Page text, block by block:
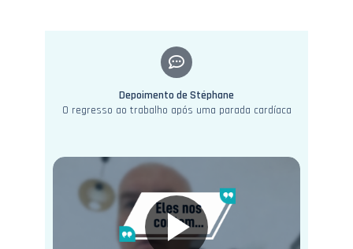
Depoimento de Stéphane
O regresso ao trabalho após uma parada cardíaca